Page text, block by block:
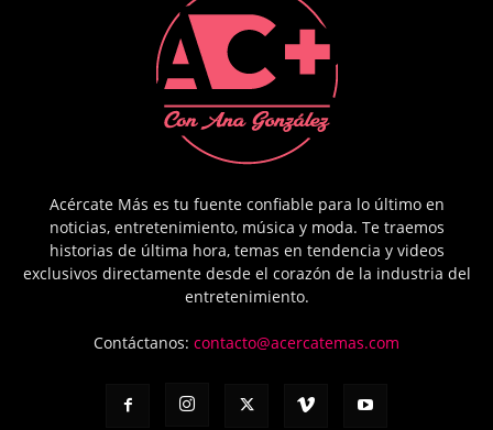
Acércate Más es tu fuente confiable para lo último en
noticias, entretenimiento, música y moda. Te traemos
historias de última hora, temas en tendencia y videos
exclusivos directamente desde el corazón de la industria del
entretenimiento.
Contáctanos: contacto@acercatemas.com